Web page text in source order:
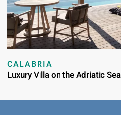
CALABRIA
Luxury Villa on the Adriatic Sea